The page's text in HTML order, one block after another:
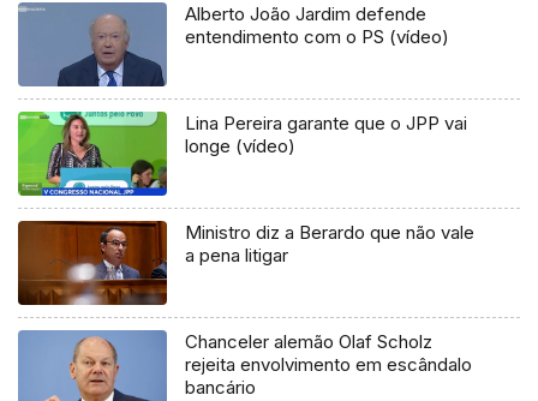
Alberto João Jardim defende
entendimento com o PS (vídeo)
Lina Pereira garante que o JPP vai
longe (vídeo)
Ministro diz a Berardo que não vale
a pena litigar
Chanceler alemão Olaf Scholz
rejeita envolvimento em escândalo
bancário